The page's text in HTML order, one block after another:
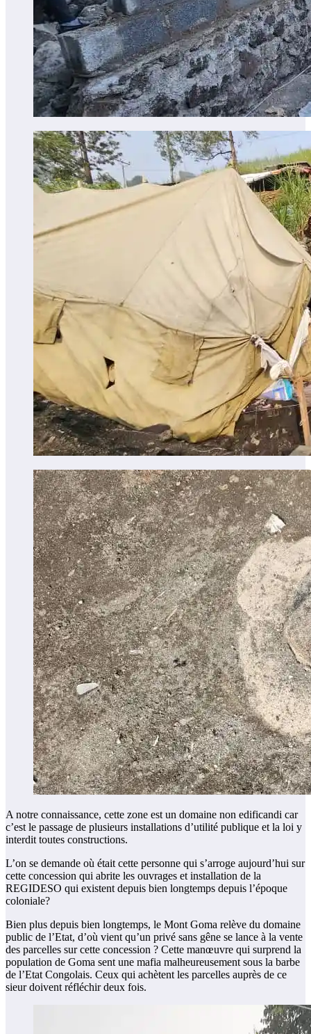
A notre connaissance, cette zone est un domaine non edificandi car
c’est le passage de plusieurs installations d’utilité publique et la loi y
interdit toutes constructions.
L’on se demande où était cette personne qui s’arroge aujourd’hui sur
cette concession qui abrite les ouvrages et installation de la
REGIDESO qui existent depuis bien longtemps depuis l’époque
coloniale?
Bien plus depuis bien longtemps, le Mont Goma relève du domaine
public de l’Etat, d’où vient qu’un privé sans gêne se lance à la vente
des parcelles sur cette concession ? Cette manœuvre qui surprend la
population de Goma sent une mafia malheureusement sous la barbe
de l’Etat Congolais. Ceux qui achètent les parcelles auprès de ce
sieur doivent réfléchir deux fois.